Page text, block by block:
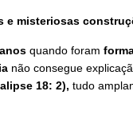
e misteriosas
quando foram
não consegue
18: 2), tudo